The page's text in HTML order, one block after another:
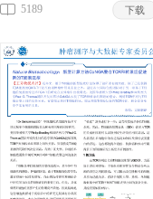
5189 下载